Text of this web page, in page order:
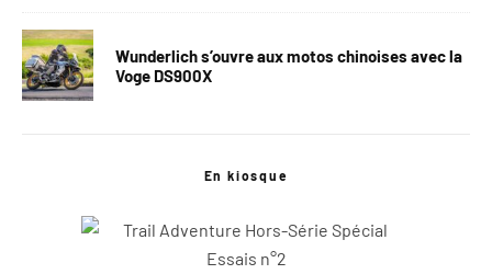
Wunderlich s’ouvre aux motos chinoises avec la
Voge DS900X
En kiosque